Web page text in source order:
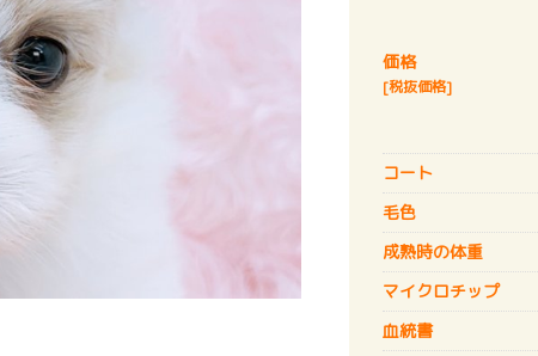
価格
[税抜価格]
コート
毛色
成熟時の体重
マイクロチップ
血統書